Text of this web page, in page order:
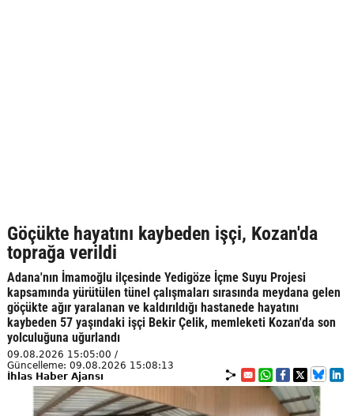
Göçükte hayatını kaybeden işçi, Kozan'da
toprağa verildi
Adana'nın İmamoğlu ilçesinde Yedigöze İçme Suyu Projesi
kapsamında yürütülen tünel çalışmaları sırasında meydana gelen
göçükte ağır yaralanan ve kaldırıldığı hastanede hayatını
kaybeden 57 yaşındaki işçi Bekir Çelik, memleketi Kozan'da son
yolculuğuna uğurlandı
09.08.2026 15:05:00 /
Güncelleme: 09.08.2026 15:08:13
İhlas Haber Ajansı